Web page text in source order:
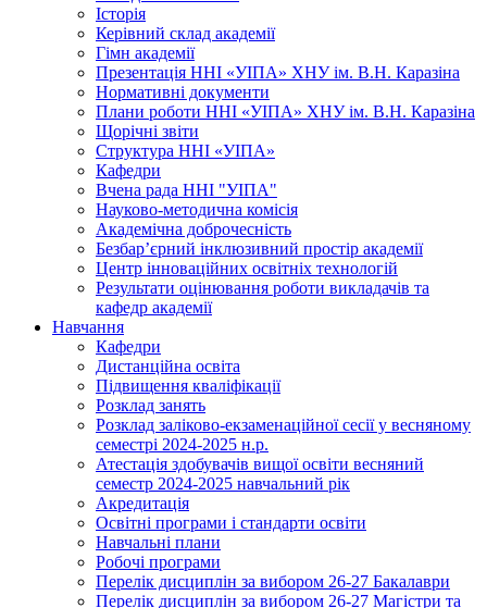
Історія
Керівний склад академії
Гімн академії
Презентація ННІ «УІПА» ХНУ ім. В.Н. Каразіна
Нормативні документи
Плани роботи ННІ «УІПА» ХНУ ім. В.Н. Каразіна
Щорічні звіти
Структура ННІ «УІПА»
Кафедри
Вчена рада ННІ "УІПА"
Науково-методична комісія
Академічна доброчесність
Безбар’єрний інклюзивний простір академії
Центр інноваційних освітніх технологій
Результати оцінювання роботи викладачів та
кафедр академії
Навчання
Кафедри
Дистанційна освіта
Підвищення кваліфікації
Розклад занять
Розклад заліково-екзаменаційної сесії у весняному
семестрі 2024-2025 н.р.
Атестація здобувачів вищої освіти весняний
семестр 2024-2025 навчальний рік
Акредитація
Освітні програми і стандарти освіти
Навчальні плани
Робочі програми
Перелік дисциплін за вибором 26-27 Бакалаври
Перелік дисциплін за вибором 26-27 Магістри та